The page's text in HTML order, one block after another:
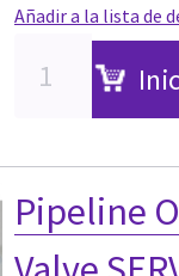
Añadir a la lista de
Pipeline